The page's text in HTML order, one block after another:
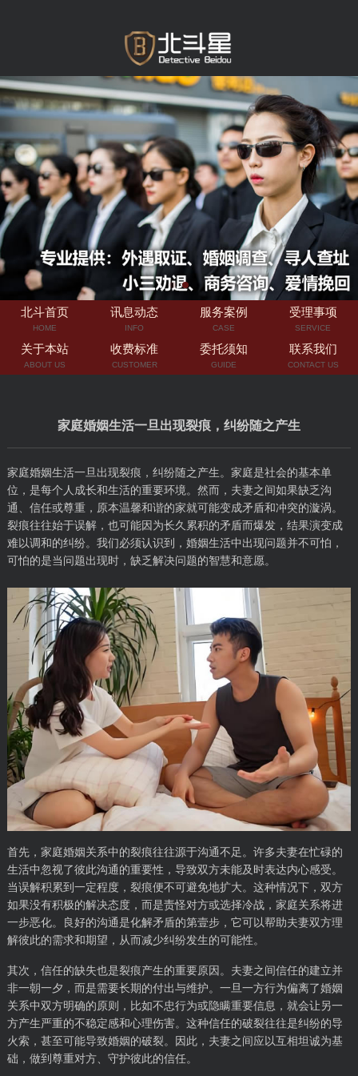
北斗首页
HOME
讯息动态
INFO
服务案例
CASE
受理事项
SERVICE
关于本站
ABOUT US
收费标准
CUSTOMER
委托须知
GUIDE
联系我们
CONTACT US
家庭婚姻生活一旦出现裂痕，纠纷随之产生
家庭婚姻生活一旦出现裂痕，纠纷随之产生。家庭是社会的基本单
位，是每个人成长和生活的重要环境。然而，夫妻之间如果缺乏沟
通、信任或尊重，原本温馨和谐的家就可能变成矛盾和冲突的漩涡。
裂痕往往始于误解，也可能因为长久累积的矛盾而爆发，结果演变成
难以调和的纠纷。我们必须认识到，婚姻生活中出现问题并不可怕，
可怕的是当问题出现时，缺乏解决问题的智慧和意愿。
首先，家庭婚姻关系中的裂痕往往源于沟通不足。许多夫妻在忙碌的
生活中忽视了彼此沟通的重要性，导致双方未能及时表达内心感受。
当误解积累到一定程度，裂痕便不可避免地扩大。这种情况下，双方
如果没有积极的解决态度，而是责怪对方或选择冷战，家庭关系将进
一步恶化。良好的沟通是化解矛盾的第壹步，它可以帮助夫妻双方理
解彼此的需求和期望，从而减少纠纷发生的可能性。
其次，信任的缺失也是裂痕产生的重要原因。夫妻之间信任的建立并
非一朝一夕，而是需要长期的付出与维护。一旦一方行为偏离了婚姻
关系中双方明确的原则，比如不忠行为或隐瞒重要信息，就会让另一
方产生严重的不稳定感和心理伤害。这种信任的破裂往往是纠纷的导
火索，甚至可能导致婚姻的破裂。因此，夫妻之间应以互相坦诚为基
础，做到尊重对方、守护彼此的信任。